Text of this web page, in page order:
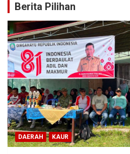
Berita Pilihan
DAERAH KAUR